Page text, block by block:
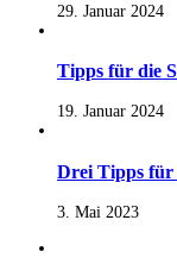
29. Januar 2024
Tipps für die
19. Januar 2024
Drei Tipps für
3. Mai 2023